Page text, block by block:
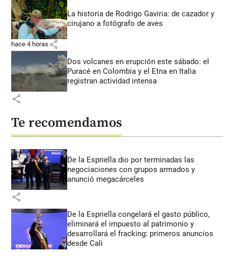
La historia de Rodrigo Gaviria: de cazador y
cirujano a fotógrafo de aves
hace 4 horas share
Dos volcanes en erupción este sábado: el
Puracé en Colombia y el Etna en Italia
registran actividad intensa
share
Te recomendamos
De la Espriella dio por terminadas las
negociaciones con grupos armados y
anunció megacárceles
share
De la Espriella congelará el gasto público,
eliminará el impuesto al patrimonio y
desarrollará el fracking: primeros anuncios
desde Cali